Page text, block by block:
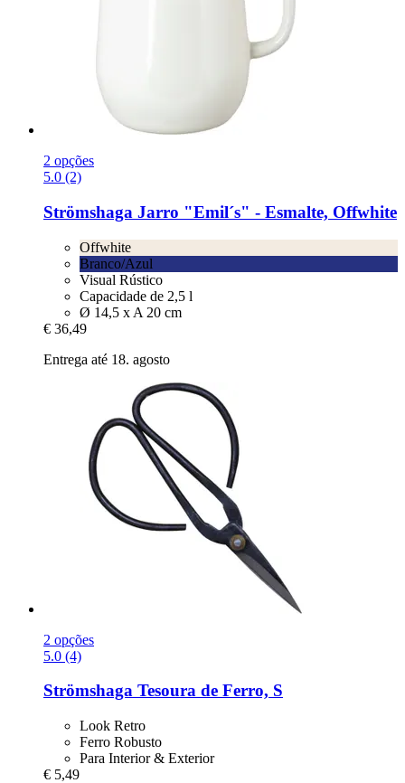
2 opções
5.0 (2)
Strömshaga Jarro "Emil´s" -​ Esmalte, Offwhite
Offwhite
Branco/Azul
Visual Rústico
Capacidade de 2,5 l
Ø 14,5 x A 20 cm
€ 36,49
Entrega até 18. agosto
2 opções
5.0 (4)
Strömshaga Tesoura de Ferro, S
Look Retro
Ferro Robusto
Para Interior & Exterior
€ 5,49